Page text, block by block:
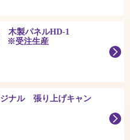
木製パネルHD-1
※受注生産
ジナル 張り上げキャン